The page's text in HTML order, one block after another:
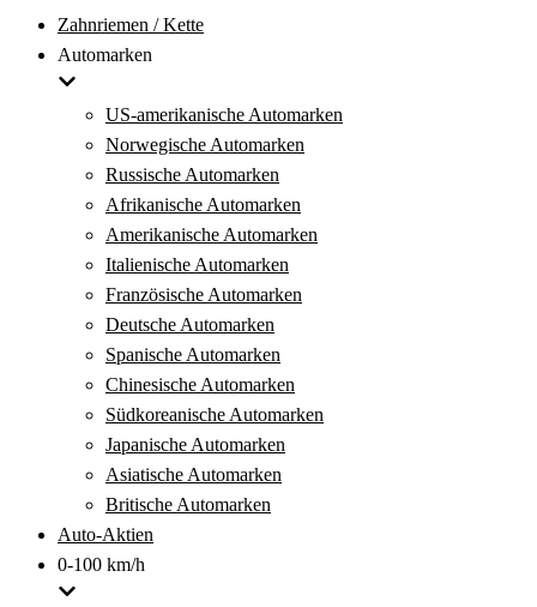
Zahnriemen / Kette
Automarken
US-amerikanische Automarken
Norwegische Automarken
Russische Automarken
Afrikanische Automarken
Amerikanische Automarken
Italienische Automarken
Französische Automarken
Deutsche Automarken
Spanische Automarken
Chinesische Automarken
Südkoreanische Automarken
Japanische Automarken
Asiatische Automarken
Britische Automarken
Auto-Aktien
0-100 km/h